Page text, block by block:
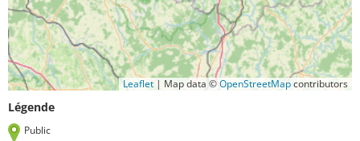
Leaflet | Map data ©OpenStreetMapcontributors
Légende
Public